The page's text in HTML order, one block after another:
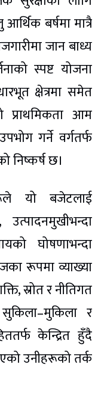
बर्षमा मात्रै
जान बाध्य
स्पष्ट योजना
क्षेत्रमा समेत
आम
गर्ने वर्गतर्फ
निष्कर्ष छ।
यो बजेटलाई
उत्पादनमुखीभन्दा
घोषणाभन्दा
रूपमा व्याख्या
स्रोत र नीतिगत
सुकिला–मुकिला र
केन्द्रित हुँदै
उनीहरूको तर्क